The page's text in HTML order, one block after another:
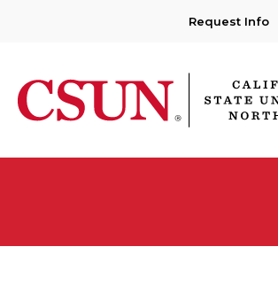
Request Info
CSUN California State University